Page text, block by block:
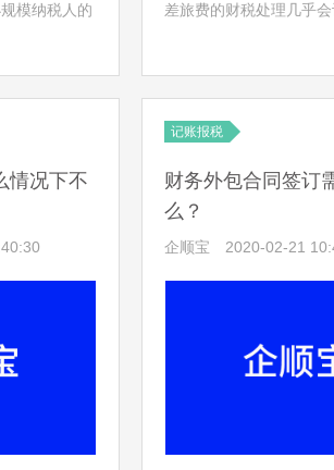
模纳税人的
值税纳税
差旅费的财税处理几乎
问题就涉及到增值税、
情况下不
记账报税
财务外包合同签订
么？
企顺宝 2020-02-21